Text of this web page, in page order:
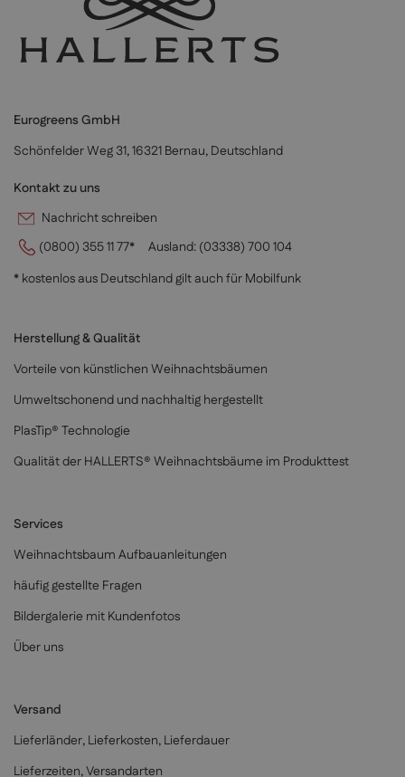
Eurogreens GmbH
Schönfelder Weg 31, 16321 Bernau, Deutschland
Kontakt zu uns
Nachricht schreiben
(0800) 355 11 77*
Ausland: (03338) 700 104
* kostenlos aus Deutschland gilt auch für Mobilfunk
Herstellung & Qualität
Vorteile von künstlichen Weihnachtsbäumen
Umweltschonend und nachhaltig hergestellt
PlasTip® Technologie
Qualität der HALLERTS® Weihnachtsbäume im Produkttest
Services
Weihnachtsbaum Aufbauanleitungen
häufig gestellte Fragen
Bildergalerie mit Kundenfotos
Über uns
Versand
Lieferländer, Lieferkosten, Lieferdauer
Lieferzeiten, Versandarten